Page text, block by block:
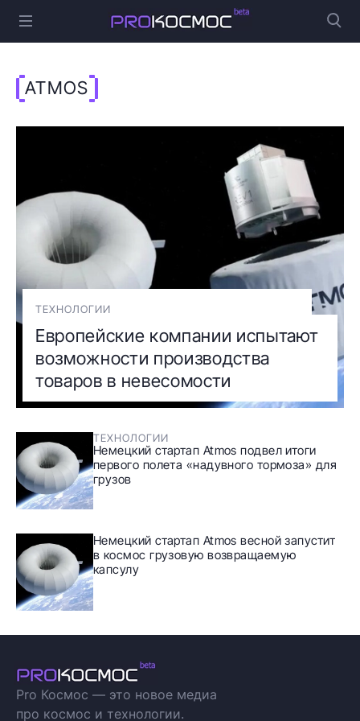
ATMOS
ТЕХНОЛОГИИ
Европейские компании испытают
возможности производства
товаров в невесомости
ТЕХНОЛОГИИ
Немецкий стартап Atmos подвел итоги
первого полета «надувного тормоза» для
грузов
Немецкий стартап Atmos весной запустит
в космос грузовую возвращаемую
капсулу
Pro Космос — это новое медиа
про космос и технологии.